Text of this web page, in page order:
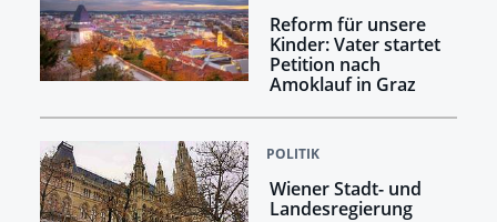
Reform für unsere
Kinder: Vater startet
Petition nach
Amoklauf in Graz
POLITIK
Wiener Stadt- und
Landesregierung